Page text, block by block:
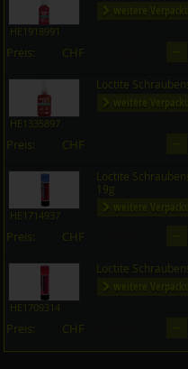
HE1918991
weitere
Preis: CHF
HE1335897
Loctite
weitere
Preis: CHF
HE1714937
Loctite
19g
weitere
Preis: CHF
HE1709314
Loctite
weitere
Preis: CHF